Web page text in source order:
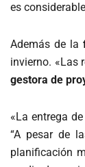
es
Además de la
invierno. «Las
gestora de
«La entrega
“A pesar de
planificación